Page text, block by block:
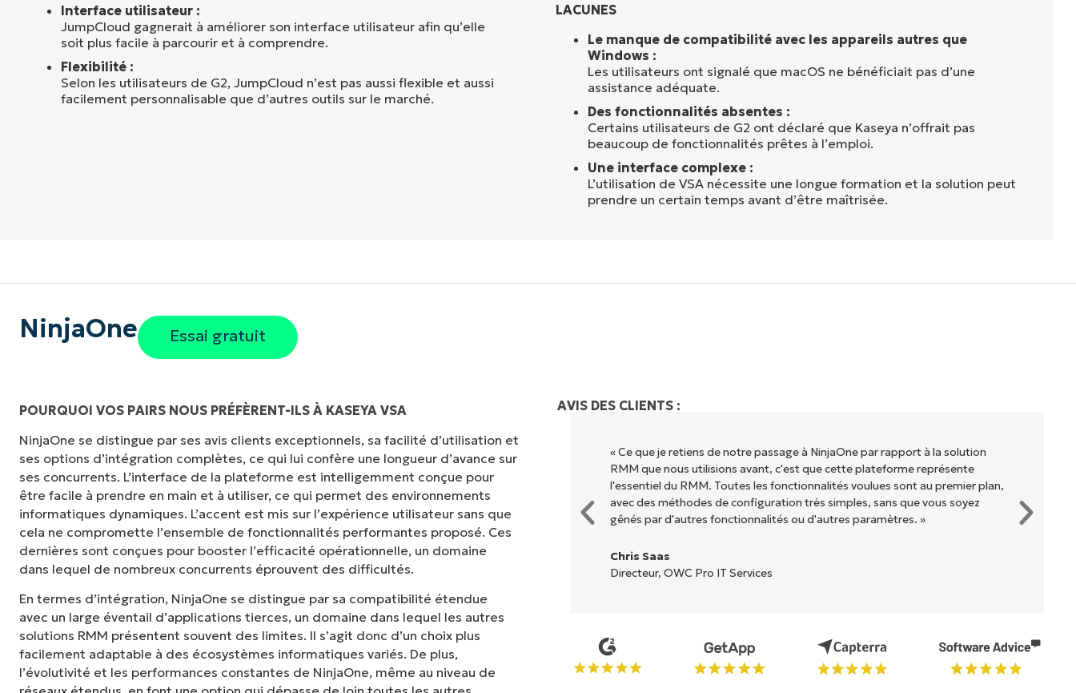
Interface utilisateur :
JumpCloud gagnerait à améliorer son interface utilisateur afin qu’elle
soit plus facile à parcourir et à comprendre.
Flexibilité :
Selon les utilisateurs de G2, JumpCloud n’est pas aussi flexible et aussi
facilement personnalisable que d’autres outils sur le marché.
LACUNES
Le manque de compatibilité avec les appareils autres que
Windows :
Les utilisateurs ont signalé que macOS ne bénéficiait pas d’une
assistance adéquate.
Des fonctionnalités absentes :
Certains utilisateurs de G2 ont déclaré que Kaseya n’offrait pas
beaucoup de fonctionnalités prêtes à l’emploi.
Une interface complexe :
L’utilisation de VSA nécessite une longue formation et la solution peut
prendre un certain temps avant d’être maîtrisée.
NinjaOne Essai gratuit
POURQUOI VOS PAIRS NOUS PRÉFÈRENT-ILS À KASEYA VSA
NinjaOne se distingue par ses avis clients exceptionnels, sa facilité d’utilisation et
ses options d’intégration complètes, ce qui lui confère une longueur d’avance sur
ses concurrents. L’interface de la plateforme est intelligemment conçue pour
être facile à prendre en main et à utiliser, ce qui permet des environnements
informatiques dynamiques. L’accent est mis sur l’expérience utilisateur sans que
cela ne compromette l’ensemble de fonctionnalités performantes proposé. Ces
dernières sont conçues pour booster l’efficacité opérationnelle, un domaine
dans lequel de nombreux concurrents éprouvent des difficultés.
En termes d’intégration, NinjaOne se distingue par sa compatibilité étendue
avec un large éventail d’applications tierces, un domaine dans lequel les autres
solutions RMM présentent souvent des limites. Il s’agit donc d’un choix plus
facilement adaptable à des écosystèmes informatiques variés. De plus,
l’évolutivité et les performances constantes de NinjaOne, même au niveau de
AVIS DES CLIENTS :
« NinjaOne est extrêmement simple d'utilisation grâce à une interface fluide
et des fonctionnalités back-end puissantes. Pas de configuration complexe
ou d'interface difficile à maîtriser. Toutes les options et tous les outils sont
clairement étiquetés, faciles à comprendre et il est très facile de s'y
retrouver. »
Ryan Reiffenberger
Reiffenberger.NET Technology Solutions
« Ce que je retiens de notre passage à NinjaOne par rapport à la solution
RMM que nous utilisions avant, c'est que cette plateforme représente
l'essentiel du RMM. Toutes les fonctionnalités voulues sont au premier plan,
avec des méthodes de configuration très simples, sans que vous soyez
gênés par d'autres fonctionnalités ou d'autres paramètres. »
Chris Saas
Directeur, OWC Pro IT Services